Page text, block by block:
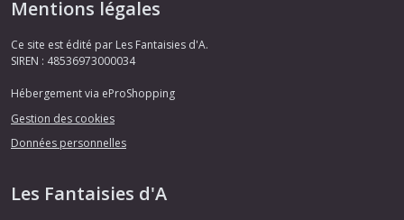
Mentions légales
Ce site est édité par Les Fantaisies d'A.
SIREN : 48536973000034
Hébergement via eProShopping
Gestion des cookies
Données personnelles
Les Fantaisies d'A